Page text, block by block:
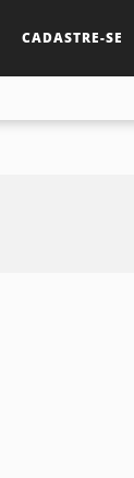
CADASTRE-SE